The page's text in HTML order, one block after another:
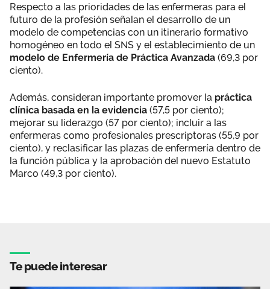
Respecto a las prioridades de las enfermeras para el
futuro de la profesión señalan el desarrollo de un
modelo de competencias con un itinerario formativo
homogéneo en todo el SNS y el establecimiento de un
modelo de Enfermería de Práctica Avanzada (69,3 por
ciento).
Además, consideran importante promover la práctica
clínica basada en la evidencia (57,5 por ciento);
mejorar su liderazgo (57 por ciento); incluir a las
enfermeras como profesionales prescriptoras (55,9 por
ciento), y reclasificar las plazas de enfermería dentro de
la función pública y la aprobación del nuevo Estatuto
Marco (49,3 por ciento).
Te puede interesar